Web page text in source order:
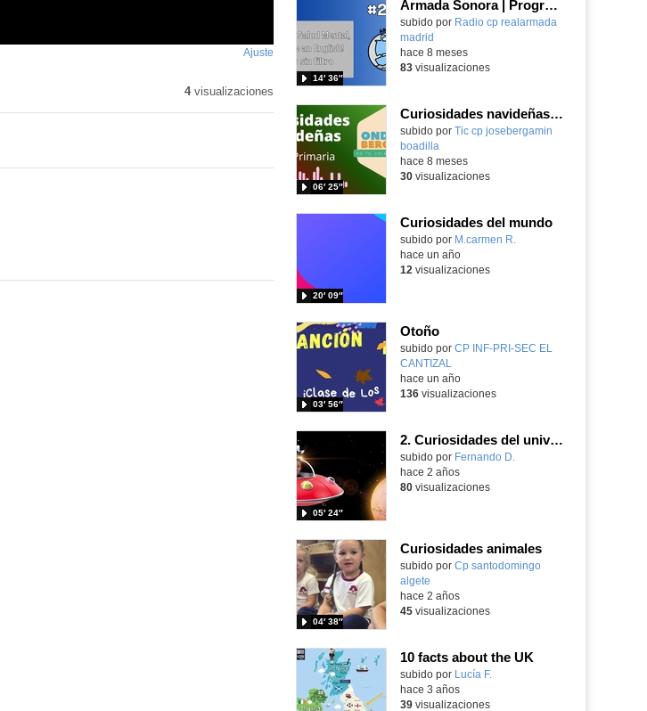
Ajuste
pantalla
4visualizaciones
Armada Sonora | Programa 2x01
Contenido educativo.
subido por Radio cp realarmada
madrid
14′ 36″
hace 8 meses
83visualizaciones
Curiosidades navideñas (2º de E. Primaria)
Contenido educativo.
subido por Tic cp josebergamin
boadilla
06′ 25″
hace 8 meses
30visualizaciones
Curiosidades del mundo
Contenido educativo.
subido por M.carmen R.
20′ 09″
hace un año
12 visualizaciones
Otoño
Contenido educativo.
subido por CP INF-PRI-SEC EL
CANTIZAL
03′ 56″
hace un año
136visualizaciones
2. Curiosidades del universo
Contenido educativo.
subido por Fernando D.
05′ 24″
hace 2 años
80visualizaciones
Curiosidades animales
subido por Cp santodomingo
algete
04′ 38″
hace 2 años
45visualizaciones
10 facts about the UK
Contenido educativo.
subido por Lucía F.
hace 3 años
39visualizaciones